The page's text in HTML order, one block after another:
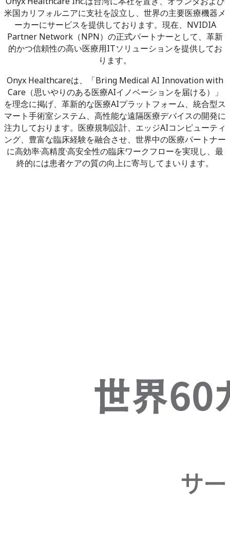
米国カリフォルニアに支社を設立し、世界の主要医療機器メ
ーカーにサービスを提供しております。現在、NVIDIA
Partner Network（NPN）の正式パートナーとして、革新
的かつ信頼性の高い医療用ITソリューションを提供してお
ります。
Onyx Healthcareは、「Bring Medical AI Innovation with
Care（思いやりのある医療AIイノベーションを届ける）」
を理念に掲げ、革新的な医療AIプラットフォーム、統合型ス
マート手術室システム、高性能な遠隔医療デバイスの開発に
注力しております。医療規制設計、エッジAIコンピューティ
ング、豊富な臨床経験を融合させ、世界中の医療パートナー
に高効率·高精度·高安全性の臨床ワークフローを実現し、最
終的には患者ケアの質の向上に寄与してまいります。